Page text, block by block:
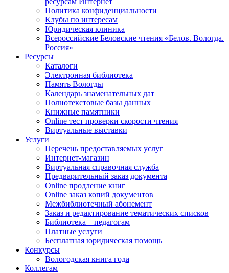
Политика конфиденциальности
Клубы по интересам
Юридическая клиника
Всероссийские Беловские чтения «Белов. Вологда.
Россия»
Ресурсы
Каталоги
Электронная библиотека
Память Вологды
Календарь знаменательных дат
Полнотекстовые базы данных
Книжные памятники
Online тест проверки скорости чтения
Виртуальные выставки
Услуги
Перечень предоставляемых услуг
Интернет-магазин
Виртуальная справочная служба
Предварительный заказ документа
Online продление книг
Online заказ копий документов
Межбиблиотечный абонемент
Заказ и редактирование тематических списков
Библиотека – педагогам
Платные услуги
Бесплатная юридическая помощь
Конкурсы
Вологодская книга года
Коллегам